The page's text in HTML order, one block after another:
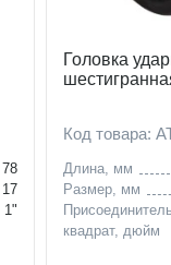
78
17
1"
Головка
Код товара:
Длина, мм
Размер, мм
квадрат, дюйм